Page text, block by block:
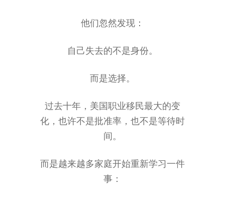
他们忽然发现：
自己失去的不是身份。
而是选择。
过去十年，美国职业移民最大的变
化，也许不是批准率，也不是等待时
间。
而是越来越多家庭开始重新学习一件
事：